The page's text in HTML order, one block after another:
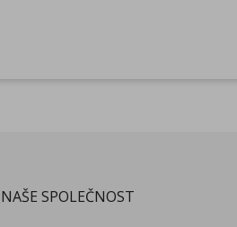
NAŠE SPOLEČNOST